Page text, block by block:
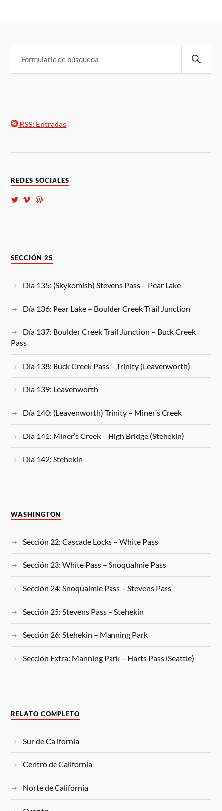
RSS: Entradas
REDES SOCIALES
SECCIÓN 25
Día 135: (Skykomish) Stevens Pass – Pear Lake
Día 136: Pear Lake – Boulder Creek Trail Junction
Día 137: Boulder Creek Trail Junction – Buck Creek
Pass
Día 138: Buck Creek Pass – Trinity (Leavenworth)
Día 139: Leavenworth
Día 140: (Leavenworth) Trinity – Miner’s Creek
Día 141: Miner’s Creek – High Bridge (Stehekin)
Día 142: Stehekin
WASHINGTON
Sección 22: Cascade Locks – White Pass
Sección 23: White Pass – Snoqualmie Pass
Sección 24: Snoqualmie Pass – Stevens Pass
Sección 25: Stevens Pass – Stehekin
Sección 26: Stehekin – Manning Park
Sección Extra: Manning Park – Harts Pass (Seattle)
RELATO COMPLETO
Sur de California
Centro de California
Norte de California